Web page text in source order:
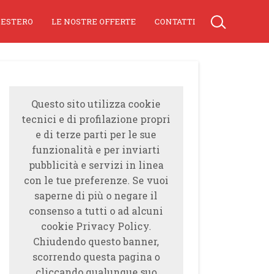
ESTERO LE NOSTRE OFFERTE CONTATTI
Questo sito utilizza cookie
tecnici e di profilazione propri
e di terze parti per le sue
funzionalità e per inviarti
pubblicità e servizi in linea
con le tue preferenze. Se vuoi
saperne di più o negare il
consenso a tutti o ad alcuni
cookie Privacy Policy.
Chiudendo questo banner,
scorrendo questa pagina o